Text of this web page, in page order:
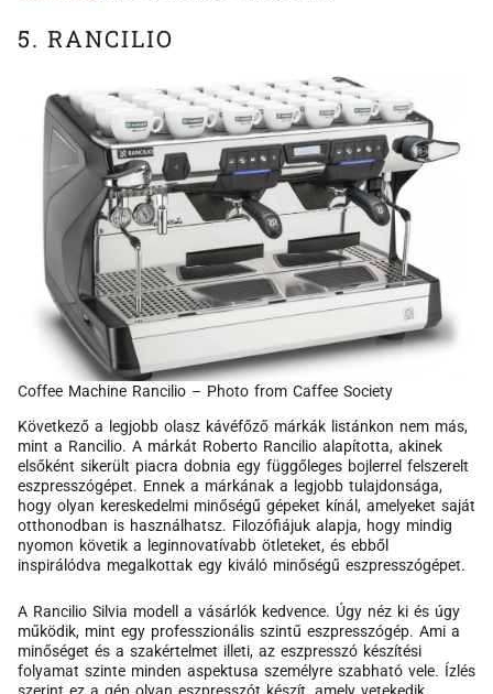
5. RANCILIO
Coffee Machine Rancilio – Photo from Caffee Society
Következő a legjobb olasz kávéfőző márkák listánkon nem más,
mint a Rancilio. A márkát Roberto Rancilio alapította, akinek
elsőként sikerült piacra dobnia egy függőleges bojlerrel felszerelt
eszpresszógépet. Ennek a márkának a legjobb tulajdonsága,
hogy olyan kereskedelmi minőségű gépeket kínál, amelyeket saját
otthonodban is használhatsz. Filozófiájuk alapja, hogy mindig
nyomon követik a leginnovatívabb ötleteket, és ebből
inspirálódva megalkottak egy kiváló minőségű eszpresszógépet.
A Rancilio Silvia modell a vásárlók kedvence. Úgy néz ki és úgy
működik, mint egy professzionális szintű eszpresszógép. Ami a
minőséget és a szakértelmet illeti, az eszpresszó készítési
folyamat szinte minden aspektusa személyre szabható vele. Ízlés
szerint ez a gép olyan eszpresszót készít, amely vetekedik